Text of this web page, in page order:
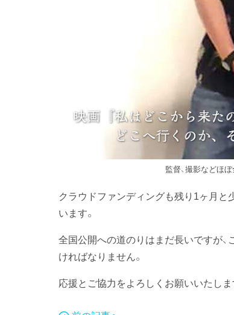
監督、撮影などほ
クラウドファンディングも残り1ヶ月と
います。
全国公開への道のりはまだ長いですが
ければなりません。
応援とご協力をよろしくお願いいたしま